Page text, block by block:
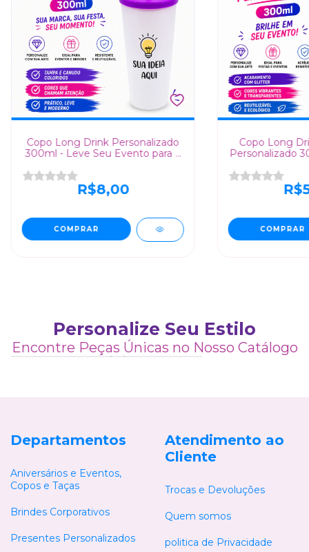
Copo Long Drink Personalizado
300ml - Leve Seu Evento para o
R$8,00
COMPRAR
Copo Long
Personalizado
COMPRAR
Personalize Seu Estilo
Encontre Peças Únicas no Nosso Catálogo
6
6
6 2 2
3 4 4
3 2 2
1 5
4 2 5
6 6 2
3 6
6
6
Departamentos
Aniversários e Eventos,
Copos e Taças
Brindes Corporativos
Presentes Personalizados
Atendimento ao
Cliente
Trocas e Devoluções
Quem somos
politica de Privacidade